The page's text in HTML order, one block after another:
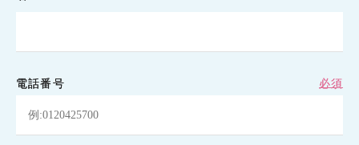
電話番号 必須